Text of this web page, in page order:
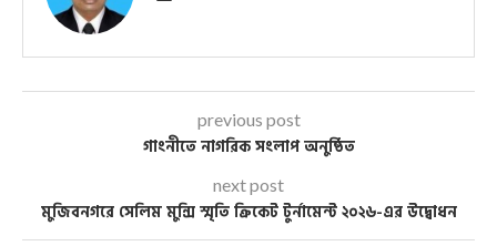
previous post
গাংনীতে নাগরিক সংলাপ অনুষ্ঠিত
next post
মুজিবনগরে সেলিম মুন্সি স্মৃতি ক্রিকেট টুর্নামেন্ট ২০২৬-এর উদ্বোধন